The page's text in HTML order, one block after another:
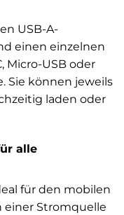
USB-A-
einen einzelnen
Micro-USB oder
Sie können jeweils
laden oder
alle
für den mobilen
einer Stromquelle